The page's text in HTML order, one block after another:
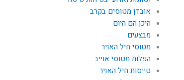
אובדן מטוסים בקרב
היכן הם היום
מבצעים
מטוסי חיל האויר
הפלות מטוסי אוייב
טייסות חיל האויר